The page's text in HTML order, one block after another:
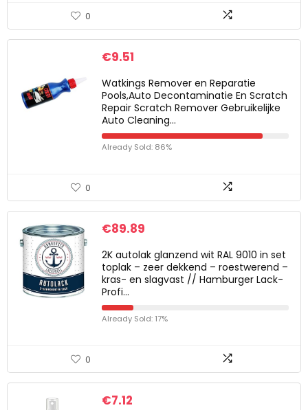
0
€9.51
Watkings Remover en Reparatie
Pools,Auto Decontaminatie En Scratch
Repair Scratch Remover Gebruikelijke
Auto Cleaning…
Already Sold: 86%
0
€89.89
2K autolak glanzend wit RAL 9010 in set
toplak – zeer dekkend – roestwerend –
kras- en slagvast // Hamburger Lack-
Profi…
Already Sold: 17%
0
€7.12